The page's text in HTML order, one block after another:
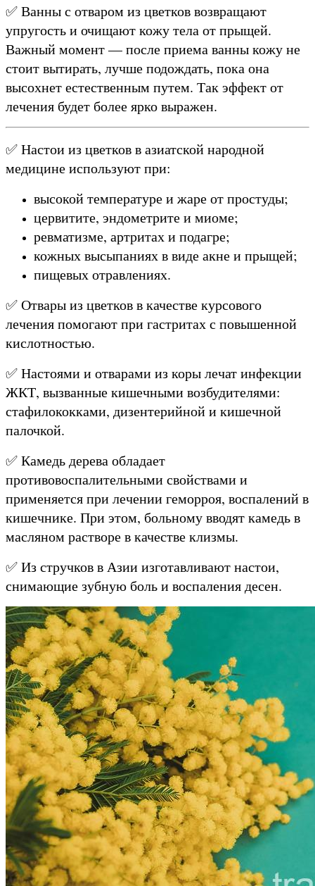
✅ Ванны с отваром из цветков возвращают
упругость и очищают кожу тела от прыщей.
Важный момент — после приема ванны кожу не
стоит вытирать, лучше подождать, пока она
высохнет естественным путем. Так эффект от
лечения будет более ярко выражен.
✅ Настои из цветков в азиатской народной
медицине используют при:
высокой температуре и жаре от простуды;
цервитите, эндометрите и миоме;
ревматизме, артритах и подагре;
кожных высыпаниях в виде акне и прыщей;
пищевых отравлениях.
✅ Отвары из цветков в качестве курсового
лечения помогают при гастритах с повышенной
кислотностью.
✅ Настоями и отварами из коры лечат инфекции
ЖКТ, вызванные кишечными возбудителями:
стафилококками, дизентерийной и кишечной
палочкой.
✅ Камедь дерева обладает
противовоспалительными свойствами и
применяется при лечении геморроя, воспалений в
кишечнике. При этом, больному вводят камедь в
масляном растворе в качестве клизмы.
✅ Из стручков в Азии изготавливают настои,
снимающие зубную боль и воспаления десен.